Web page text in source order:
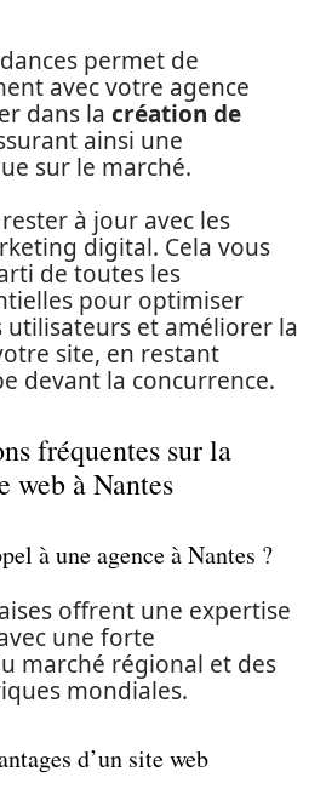
permet de
avec votre agence
dans la création de
ainsi une
sur le marché.
à jour avec les
digital. Cela vous
de toutes les
pour optimiser
utilisateurs et améliorer la
site, en restant
devant la concurrence.
fréquentes sur la
web à Nantes
à une agence à Nantes ?
offrent une expertise
une forte
marché régional et des
mondiales.
d’un site web